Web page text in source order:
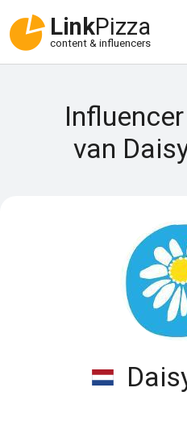
LinkPizza
content & influencers
van